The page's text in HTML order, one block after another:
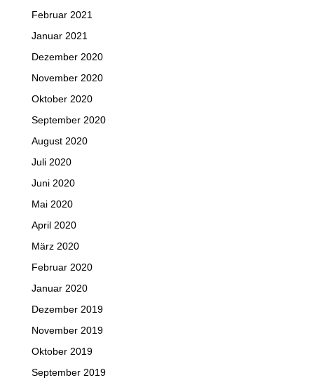
Februar 2021
Januar 2021
Dezember 2020
November 2020
Oktober 2020
September 2020
August 2020
Juli 2020
Juni 2020
Mai 2020
April 2020
März 2020
Februar 2020
Januar 2020
Dezember 2019
November 2019
Oktober 2019
September 2019